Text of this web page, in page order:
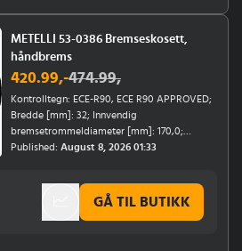
METELLI 53-0386 Bremseskosett,
håndbrems
420.99,-474.99,
Kontrolltegn: ECE-R90, ECE R90 APPROVED;
Bredde [mm]: 32; Innvendig
bremsetrommeldiameter [mm]: 170,0;
Tilleggsvare / tilleggsinfo: med tilbehør;
09/2005, 12/1993; Årsmodell fra: 09/1998,
Published: August 8, 2026 01:33
GÅ TIL BUTIKK